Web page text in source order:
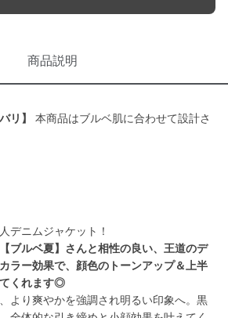
商品説明
リ】
本商品はブルベ肌に合わせて設計さ
ブルベ夏】さんと相性の良い、王道のデ
ラー効果で、顔色のトーンアップ＆上半
くれます◎
より爽やかを強調され明るい印象へ。黒